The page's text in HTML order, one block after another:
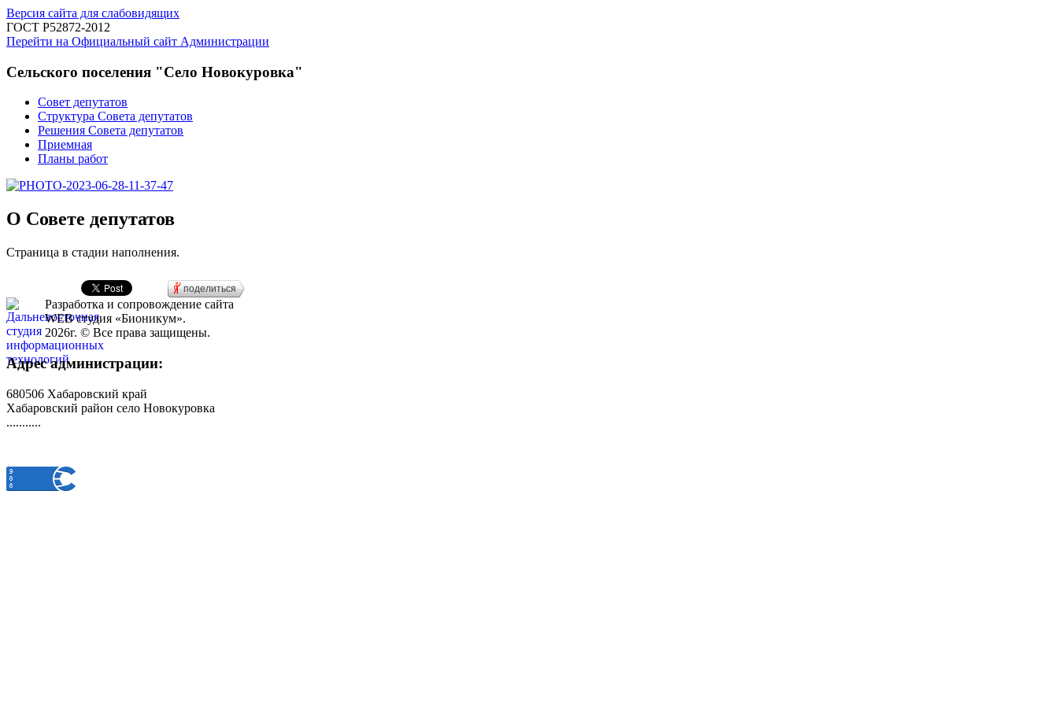
Версия сайта для слабовидящих
ГОСТ Р52872-2012
Перейти на Официальный сайт Администрации
Сельского поселения "Село Новокуровка"
Совет депутатов
Структура Совета депутатов
Решения Совета депутатов
Приемная
Планы работ
О Совете депутатов
Страница в стадии наполнения.
поделиться
Разработка и сопровождение сайта
WEB студия «Бионикум».
2026г. © Все права защищены.
Адрес администрации:
680506 Хабаровский край
Хабаровский район село Новокуровка
...........